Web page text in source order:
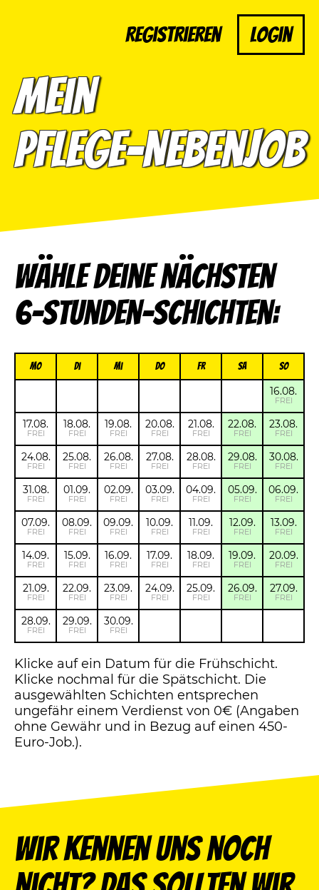
Registrieren Login
Mein
Pflege-Nebenjob
Wähle deine nächsten
6-Stunden-Schichten:
Mo Di Mi Do FR Sa So
16.08.
FREI
17.08.
FREI
18.08.
FREI
19.08.
FREI
20.08.
FREI
21.08.
FREI
22.08.
FREI
23.08.
FREI
24.08.
FREI
25.08.
FREI
26.08.
FREI
27.08.
FREI
28.08.
FREI
29.08.
FREI
30.08.
FREI
31.08.
FREI
01.09.
FREI
02.09.
FREI
03.09.
FREI
04.09.
FREI
05.09.
FREI
06.09.
FREI
07.09.
FREI
08.09.
FREI
09.09.
FREI
10.09.
FREI
11.09.
FREI
12.09.
FREI
13.09.
FREI
14.09.
FREI
15.09.
FREI
16.09.
FREI
17.09.
FREI
18.09.
FREI
19.09.
FREI
20.09.
FREI
21.09.
FREI
22.09.
FREI
23.09.
FREI
24.09.
FREI
25.09.
FREI
26.09.
FREI
27.09.
FREI
28.09.
FREI
29.09.
FREI
30.09.
FREI
Klicke auf ein Datum für die Frühschicht.
Klicke nochmal für die Spätschicht. Die
ausgewählten Schichten entsprechen
ungefähr einem Verdienst von 0€ (Angaben
ohne Gewähr und in Bezug auf einen 450-
Euro-Job.).
Wir kennen uns noch